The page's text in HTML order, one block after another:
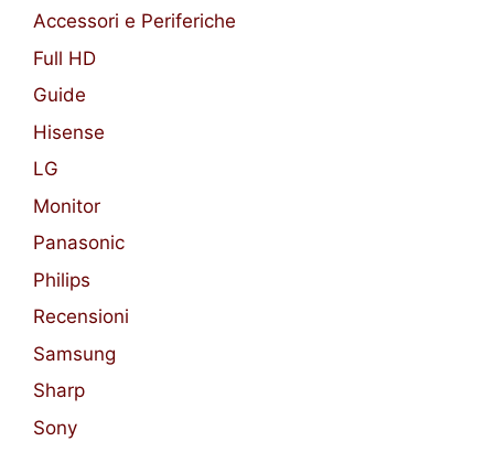
Accessori e Periferiche
Full HD
Guide
Hisense
LG
Monitor
Panasonic
Philips
Recensioni
Samsung
Sharp
Sony